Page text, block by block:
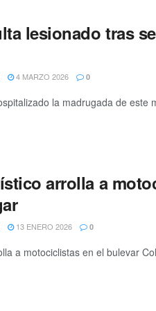
lesionado tras
4 MARZO 2026 0
la madrugada de
arrolla a
13 ENERO 2026 0
a motociclistas en el bulevar